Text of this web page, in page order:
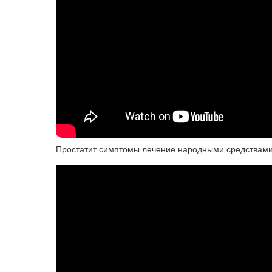
Простатит симптомы лечение народными